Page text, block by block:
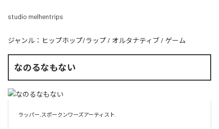
studio melhentrips
ジャンル： ヒップホップ/ラップ / オルタナティブ / ゲーム
なのるなもない
ラッパー,スポークンワーズアーティスト.